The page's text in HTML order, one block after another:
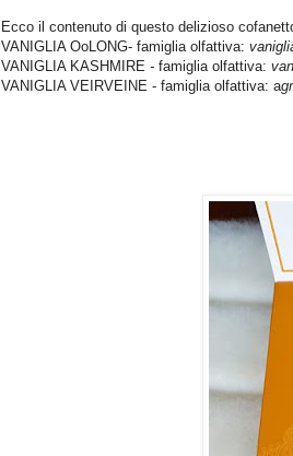
Ecco il contenuto di questo delizioso
VANIGLIA OoLONG- famiglia olfattiva:
VANIGLIA KASHMIRE - famiglia olfattiva:
VANIGLIA VEIRVEINE - famiglia olfattiva: a